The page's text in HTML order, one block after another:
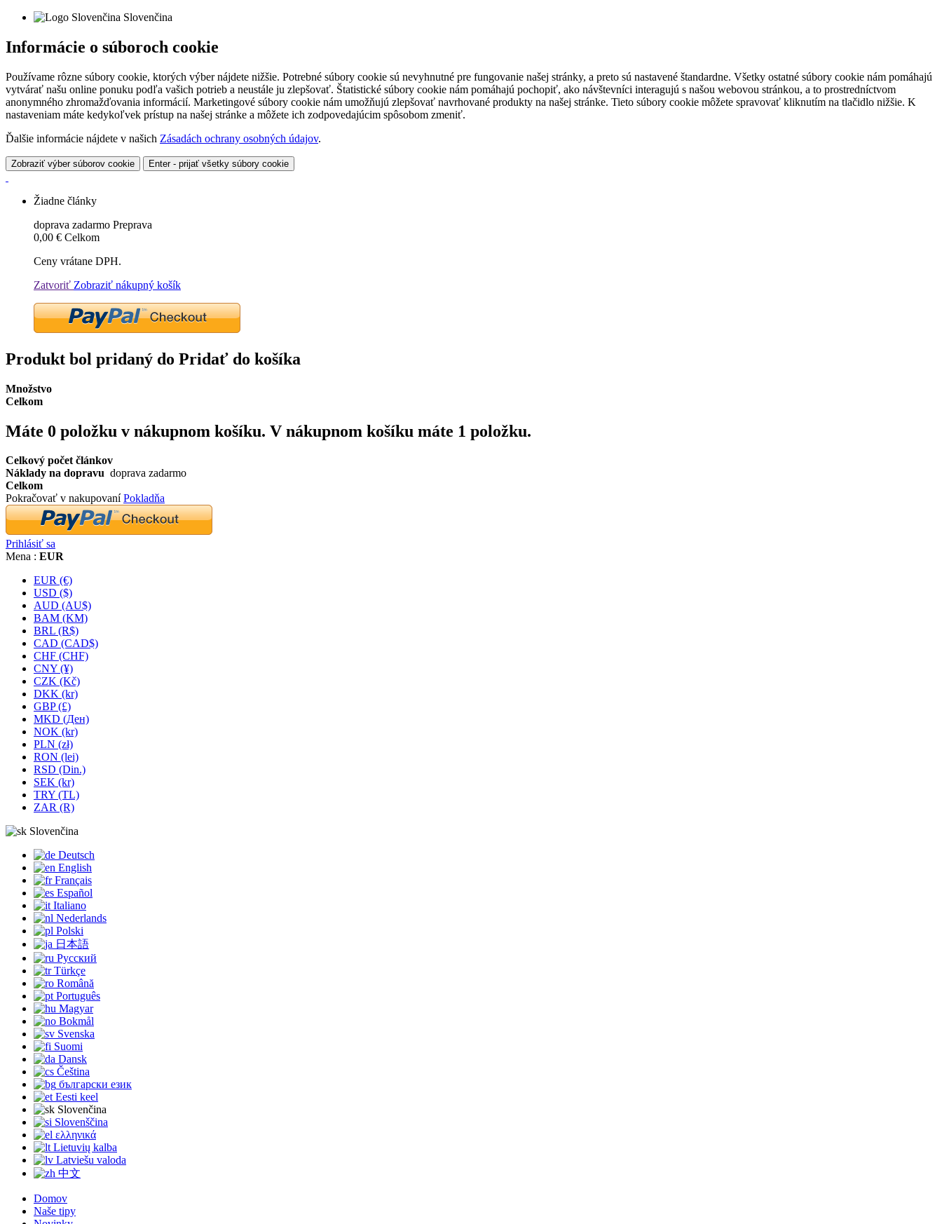
Slovenčina
Informácie o súboroch cookie
Používame rôzne súbory cookie, ktorých výber nájdete nižšie. Potrebné súbory cookie sú nevyhnutné pre fungovanie našej stránky, a preto sú nastavené štandardne. Všetky ostatné súbory cookie nám pomáhajú
vytvárať našu online ponuku podľa vašich potrieb a neustále ju zlepšovať. Štatistické súbory cookie nám pomáhajú pochopiť, ako návštevníci interagujú s našou webovou stránkou, a to prostredníctvom
anonymného zhromažďovania informácií. Marketingové súbory cookie nám umožňujú zlepšovať navrhované produkty na našej stránke. Tieto súbory cookie môžete spravovať kliknutím na tlačidlo nižšie. K
nastaveniam máte kedykoľvek prístup na našej stránke a môžete ich zodpovedajúcim spôsobom zmeniť.
Ďalšie informácie nájdete v našich Zásadách ochrany osobných údajov.
Zobraziť výber súborov cookie Enter - prijať všetky súbory cookie
Žiadne články
doprava zadarmo Preprava
0,00 € Celkom
Ceny vrátane DPH.
Zatvoriť Zobraziť nákupný košík
Produkt bol pridaný do Pridať do košíka
Množstvo
Celkom
Máte 0 položku v nákupnom košíku. V nákupnom košíku máte 1 položku.
Celkový počet článkov
Náklady na dopravu doprava zadarmo
Celkom
Pokračovať v nakupovaníPokladňa
Prihlásiť sa
Mena : EUR
EUR (€)
USD ($)
AUD (AU$)
BAM (KM)
BRL (R$)
CAD (CAD$)
CHF (CHF)
CNY (¥)
CZK (Kč)
DKK (kr)
GBP (£)
MKD (Ден)
NOK (kr)
PLN (zł)
RON (lei)
RSD (Din.)
SEK (kr)
TRY (TL)
ZAR (R)
Slovenčina
Deutsch
English
Français
Español
Italiano
Nederlands
Polski
日本語
Русский
Türkçe
Română
Português
Magyar
Bokmål
Svenska
Suomi
Dansk
Čeština
български език
Eesti keel
Slovenčina
Slovenščina
ελληνικά
Lietuvių kalba
Latviešu valoda
中文
Domov
Naše tipy